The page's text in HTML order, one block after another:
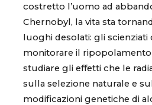
costretto l’uomo ad
Chernobyl, la vita sta
luoghi desolati: gli scienziati
monitorare il
studiare gli effetti che le
sulla selezione naturale e
modificazioni genetiche di